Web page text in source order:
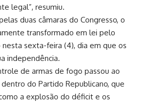
legal”, resumiu.
duas câmaras do Congresso, o
transformado em lei pelo
sexta-feira (4), dia em que os
independência.
de armas de fogo passou ao
do Partido Republicano, que
a explosão do déficit e os